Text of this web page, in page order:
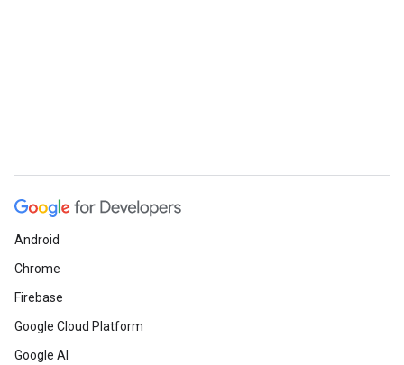
Android
Chrome
Firebase
Google Cloud Platform
Google AI